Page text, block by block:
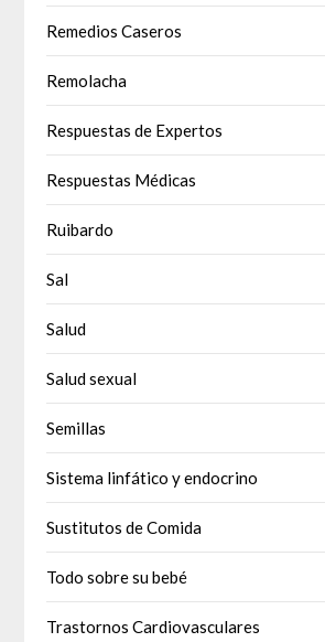
Remedios Caseros
Remolacha
Respuestas de Expertos
Respuestas Médicas
Ruibardo
Sal
Salud
Salud sexual
Semillas
Sistema linfático y endocrino
Sustitutos de Comida
Todo sobre su bebé
Trastornos Cardiovasculares